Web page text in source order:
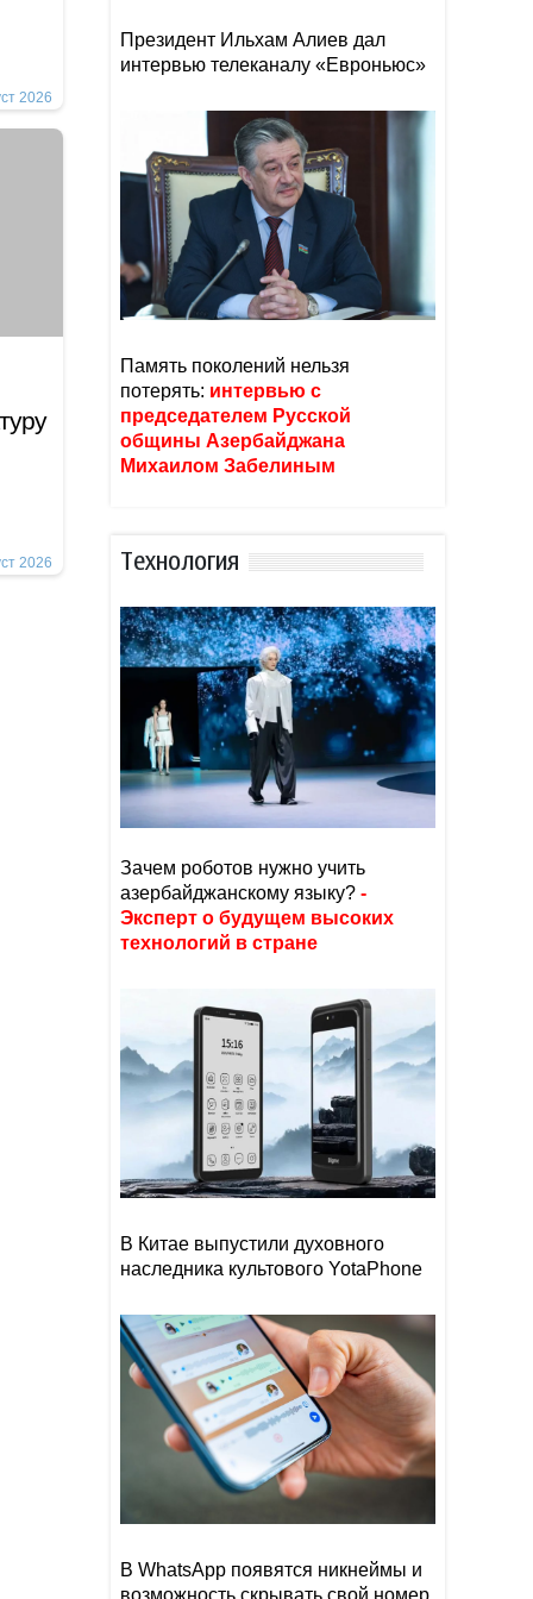
2026
2026
Президент Ильхам Алиев дал
интервью телеканалу «Евроньюс»
Память поколений нельзя
потерять: интервью с
председателем Русской
общины Азербайджана
Михаилом Забелиным
Тexнoлoгия
Зачем роботов нужно учить
азербайджанскому языку? -
Эксперт о будущем высоких
технологий в стране
В Китае выпустили духовного
наследника культового YotaPhone
В WhatsApp появятся никнеймы и
возможность скрывать свой номер